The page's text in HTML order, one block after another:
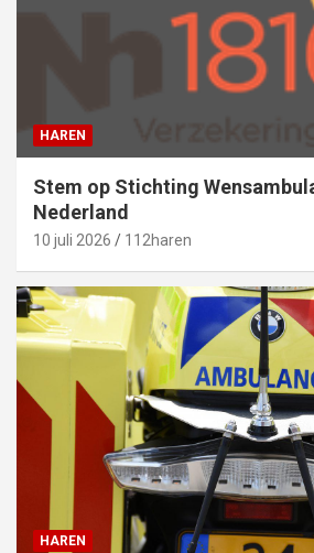
HAREN
Stem op Stichting
Nederland
10 juli 2026 112haren
HAREN